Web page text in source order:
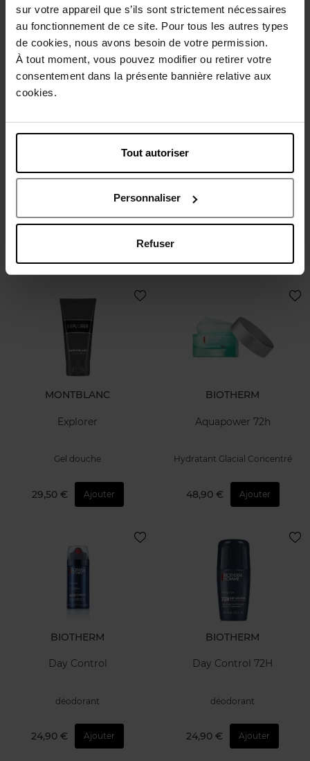
sur votre appareil que s’ils sont strictement nécessaires
au fonctionnement de ce site. Pour tous les autres types
de cookies, nous avons besoin de votre permission.
À tout moment, vous pouvez modifier ou retirer votre
consentement dans la présente bannière relative aux
cookies.
Tout autoriser
Personnaliser
Refuser
84,90 € Ajouter 31,50 € Ajouter
JACQUES BOGART
Silver scent care - gel
cheveux - barbe - corps
Gel douche
MÉTHODE JEANNE
Méthode For Men
Gel Fraîcheur Hydratation Intense
MONTBLANC
Explorer
Gel douche
29,50 € Ajouter
BIOTHERM
Aquapower 72h
Hydratant Glacial Concentré
48,90 € Ajouter
BIOTHERM
Day Control
déodorant
24,90 € Ajouter
BIOTHERM
Day Control 72H
déodorant
24,90 € Ajouter